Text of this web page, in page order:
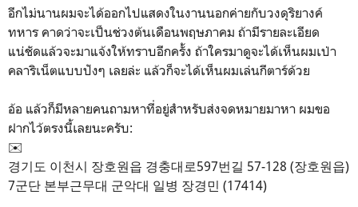
อีกไม่นานผมจะได้ออกไปแสดงในงานนอกค่ายกับวงดุริยางค์
ทหาร คาดว่าจะเป็นช่วงต้นเดือนพฤษภาคม ถ้ามีรายละเอียด
แน่ชัดแล้วจะมาแจ้งให้ทราบอีกครั้ง ถ้าใครมาดูจะได้เห็นผมเป่า
คลาริเน็ตแบบปังๆ เลยล่ะ แล้วก็จะได้เห็นผมเล่นกีตาร์ด้วย
อ้อ แล้วก็มีหลายคนถามหาที่อยู่สำหรับส่งจดหมายมาหา ผมขอ
ฝากไว้ตรงนี้เลยนะครับ:
✉️
경기도 이천시 장호원읍 경충대로597번길 57-128 (장호원읍)
7군단 본부근무대 군악대 일병 장경민 (17414)